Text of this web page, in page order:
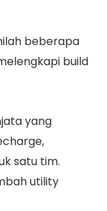
beberapa
build
yang
satu tim.
utility